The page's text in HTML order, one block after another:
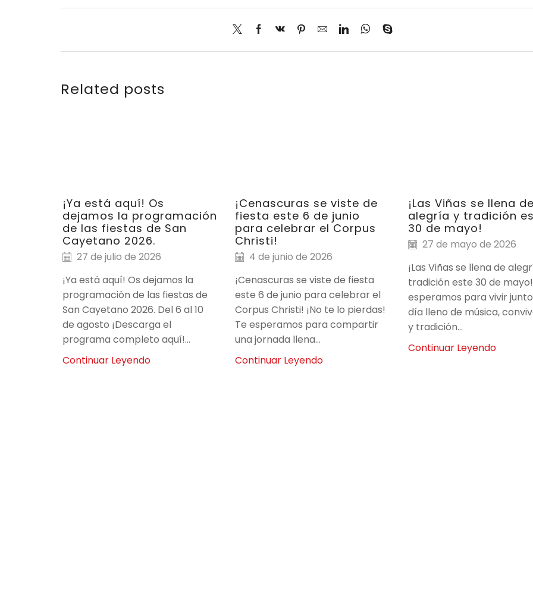
Related posts
¡Ya está aquí! Os
dejamos la programación
de las fiestas de San
Cayetano 2026.
27 de julio de 2026
¡Ya está aquí! Os dejamos la
programación de las fiestas de
San Cayetano 2026. Del 6 al 10
de agosto ¡Descarga el
programa completo aquí!...
Continuar Leyendo
¡Cenascuras se viste de
fiesta este 6 de junio
para celebrar el Corpus
Christi!
4 de junio de 2026
¡Cenascuras se viste de fiesta
este 6 de junio para celebrar el
Corpus Christi! ¡No te lo pierdas!
Te esperamos para compartir
una jornada llena...
Continuar Leyendo
¡Las Viñas se llena de
alegría y tradición
30 de mayo!
27 de mayo de 2026
¡Las Viñas se llena de
tradición este 30 de mayo!
esperamos para vivir
día lleno de música,
y tradición...
Continuar Leyendo